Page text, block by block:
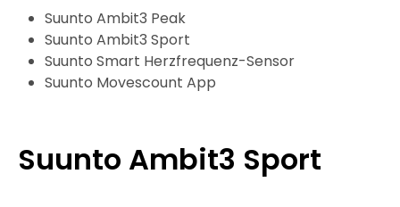
Suunto Ambit3 Peak
Suunto Ambit3 Sport
Suunto Smart Herzfrequenz-Sensor
Suunto Movescount App
Suunto Ambit3 Sport